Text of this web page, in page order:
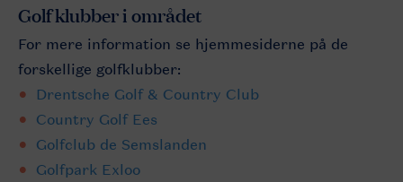
Golf klubber i området
For mere information se hjemmesiderne på de
forskellige golfklubber:
Drentsche Golf & Country Club
Country Golf Ees
Golfclub de Semslanden
Golfpark Exloo